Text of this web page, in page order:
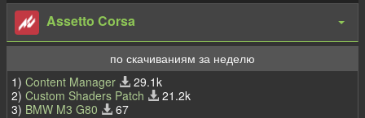
Assetto Corsa
по скачиваниям за неделю
1) Content Manager
29.1k
2) Custom Shaders Patch
21.2k
3) BMW M3 G80
67